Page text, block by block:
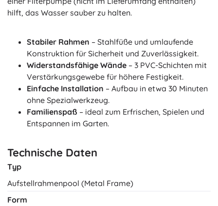
hilft, das Wasser sauber zu halten.
Stabiler Rahmen – Stahlfüße und umlaufende
Konstruktion für Sicherheit und Zuverlässigkeit.
Widerstandsfähige Wände – 3 PVC-Schichten mit
Verstärkungsgewebe für höhere Festigkeit.
Einfache Installation – Aufbau in etwa 30 Minuten
ohne Spezialwerkzeug.
Familienspaß – ideal zum Erfrischen, Spielen und
Entspannen im Garten.
Technische Daten
Typ
Aufstellrahmenpool (Metal Frame)
Form